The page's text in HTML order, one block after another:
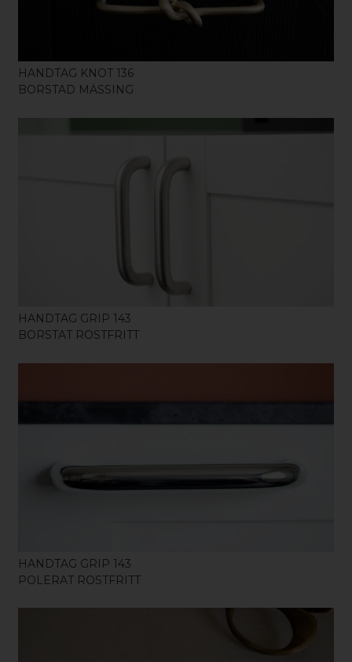
HANDTAG KNOT 136
BORSTAD MÄSSING
HANDTAG GRIP 143
BORSTAT ROSTFRITT
HANDTAG GRIP 143
POLERAT ROSTFRITT